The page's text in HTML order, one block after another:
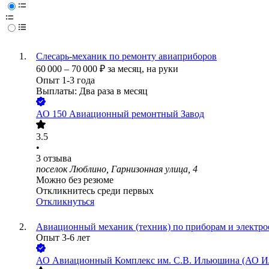
Слесарь-механик по ремонту авиаприборов
60 000 – 70 000 ₽ за месяц, на руки
Опыт 1-3 года
Выплаты: Два раза в месяц
АО 150 Авиационный ремонтный Завод
3.5
•
3 отзыва
поселок Люблино, Гарнизонная улица, 4
Можно без резюме
Откликнитесь среди первых
Откликнуться
Авиационный механик (техник) по приборам и
Опыт 3-6 лет
АО Авиационный Комплекс им. С.В. Ильюшина (АО